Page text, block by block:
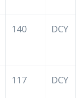
140 DCY
117 DCY